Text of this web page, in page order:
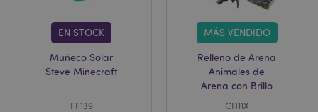
EN STOCK
Muñeco Solar
Steve Minecraft
FF139
MÁS VENDIDO
Relleno de Arena
Animales de
Arena con Brillo
CH11X